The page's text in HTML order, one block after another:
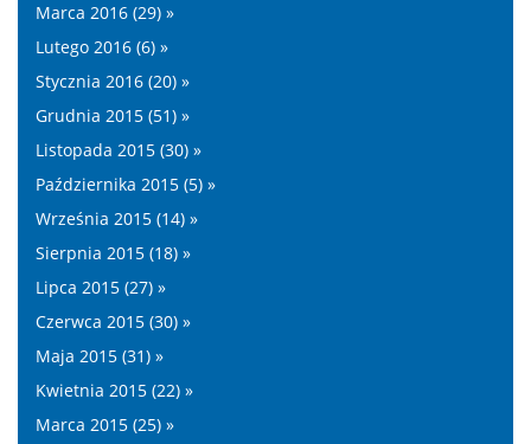
Marca 2016 (29) »
Lutego 2016 (6) »
Stycznia 2016 (20) »
Grudnia 2015 (51) »
Listopada 2015 (30) »
Października 2015 (5) »
Września 2015 (14) »
Sierpnia 2015 (18) »
Lipca 2015 (27) »
Czerwca 2015 (30) »
Maja 2015 (31) »
Kwietnia 2015 (22) »
Marca 2015 (25) »